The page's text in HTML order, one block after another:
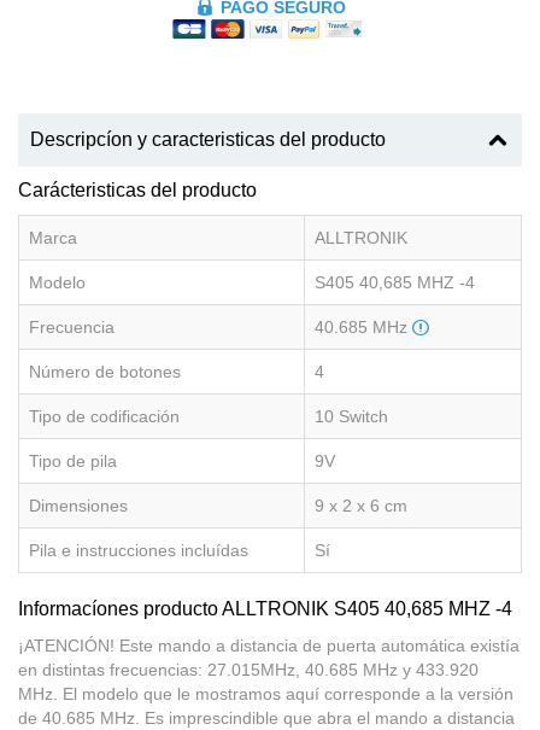
PAGO SEGURO
Descripcíon y caracteristicas del producto
Carácteristicas del producto
Marca ALLTRONIK
Modelo S405 40,685 MHZ -4
Frecuencia 40.685 MHz
Número de botones 4
Tipo de codificación 10 Switch
Tipo de pila 9V
Dimensiones 9 x 2 x 6 cm
Pila e instrucciones incluídas Sí
Informacíones producto ALLTRONIK S405 40,685 MHZ -4
¡ATENCIÓN! Este mando a distancia de puerta automática existía
en distintas frecuencias: 27.015MHz, 40.685 MHz y 433.920
MHz. El modelo que le mostramos aquí corresponde a la versión
de 40.685 MHz. Es imprescindible que abra el mando a distancia